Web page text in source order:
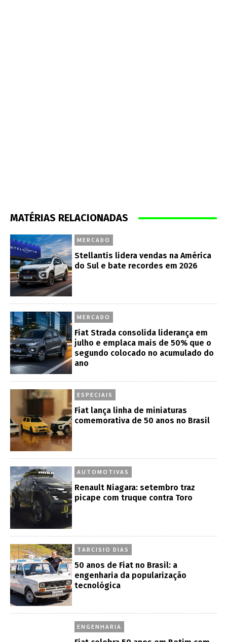
MATÉRIAS RELACIONADAS
MERCADO
Stellantis lidera vendas na América
do Sul e bate recordes em 2026
MERCADO
Fiat Strada consolida liderança em
julho e emplaca mais de 50% que o
segundo colocado no acumulado do
ano
ESPECIAIS
Fiat lança linha de miniaturas
comemorativa de 50 anos no Brasil
AUTOMOTIVAS
Renault Niagara: setembro traz
picape com truque contra Toro
TARCISIO DIAS
50 anos de Fiat no Brasil: a
engenharia da popularização
tecnológica
ENGENHARIA